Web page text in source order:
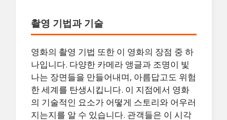
촬영 기법과 기술
영화의 촬영 기법 또한 이 영화의 장점 중 하
나입니다. 다양한 카메라 앵글과 조명이 빛
나는 장면들을 만들어내며, 아름답고도 위험
한 세계를 탄생시킵니다. 이 지점에서 영화
의 기술적인 요소가 어떻게 스토리와 어우러
지는지를 알 수 있습니다. 관객들은 이 시각